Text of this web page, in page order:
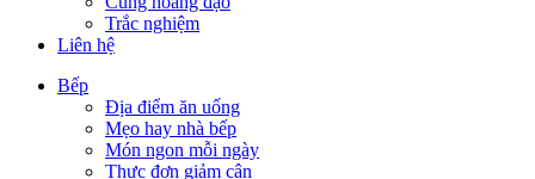
Trắc nghiệm
Liên hệ
Bếp
Địa điểm ăn uống
Mẹo hay nhà bếp
Món ngon mỗi ngày
Thực đơn giảm cân